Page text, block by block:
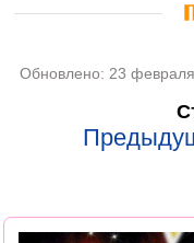
Обновлено: 23